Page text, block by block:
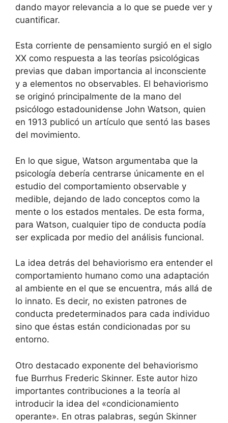
dando mayor relevancia a lo que se puede ver y
cuantificar.
Esta corriente de pensamiento surgió en el siglo
XX como respuesta a las teorías psicológicas
previas que daban importancia al inconsciente
y a elementos no observables. El behaviorismo
se originó principalmente de la mano del
psicólogo estadounidense John Watson, quien
en 1913 publicó un artículo que sentó las bases
del movimiento.
En lo que sigue, Watson argumentaba que la
psicología debería centrarse únicamente en el
estudio del comportamiento observable y
medible, dejando de lado conceptos como la
mente o los estados mentales. De esta forma,
para Watson, cualquier tipo de conducta podía
ser explicada por medio del análisis funcional.
La idea detrás del behaviorismo era entender el
comportamiento humano como una adaptación
al ambiente en el que se encuentra, más allá de
lo innato. Es decir, no existen patrones de
conducta predeterminados para cada individuo
sino que éstas están condicionadas por su
entorno.
Otro destacado exponente del behaviorismo
fue Burrhus Frederic Skinner. Este autor hizo
importantes contribuciones a la teoría al
introducir la idea del «condicionamiento
operante». En otras palabras, según Skinner